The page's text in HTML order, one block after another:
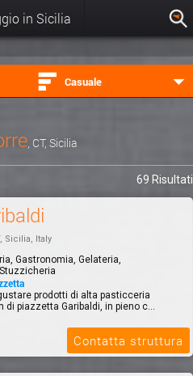
in Sicilia
Casuale
, CT, Sicilia
69 Risultati
Sicilia, Italy
Gastronomia, Gelateria,
prodotti di alta pasticceria
di piazzetta Garibaldi, in pieno c...
Contatta struttura